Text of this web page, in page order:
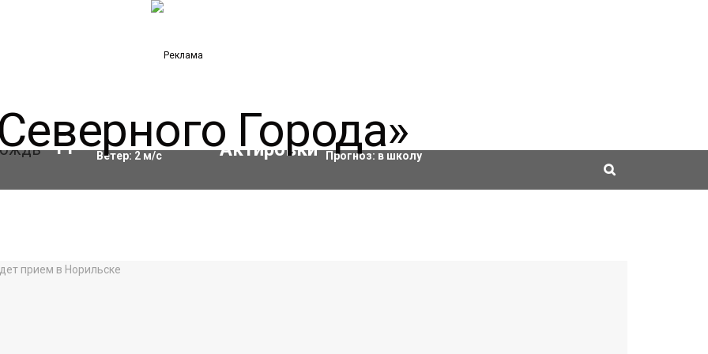
11 °C Влажность:97%
Ветер: 2м/с
Актировки
Прогноз: в школу